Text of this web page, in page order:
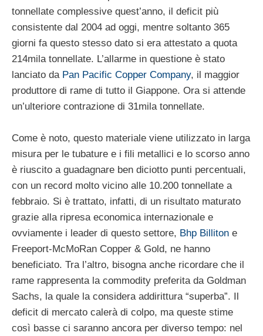
tonnellate complessive quest’anno, il deficit più
consistente dal 2004 ad oggi, mentre soltanto 365
giorni fa questo stesso dato si era attestato a quota
214mila tonnellate. L’allarme in questione è stato
lanciato da Pan Pacific Copper Company, il maggior
produttore di rame di tutto il Giappone. Ora si attende
un’ulteriore contrazione di 31mila tonnellate.
Come è noto, questo materiale viene utilizzato in larga
misura per le tubature e i fili metallici e lo scorso anno
è riuscito a guadagnare ben diciotto punti percentuali,
con un record molto vicino alle 10.200 tonnellate a
febbraio. Si è trattato, infatti, di un risultato maturato
grazie alla ripresa economica internazionale e
ovviamente i leader di questo settore, Bhp Billiton e
Freeport-McMoRan Copper & Gold, ne hanno
beneficiato. Tra l’altro, bisogna anche ricordare che il
rame rappresenta la commodity preferita da Goldman
Sachs, la quale la considera addirittura “superba”. Il
deficit di mercato calerà di colpo, ma queste stime
così basse ci saranno ancora per diverso tempo: nel